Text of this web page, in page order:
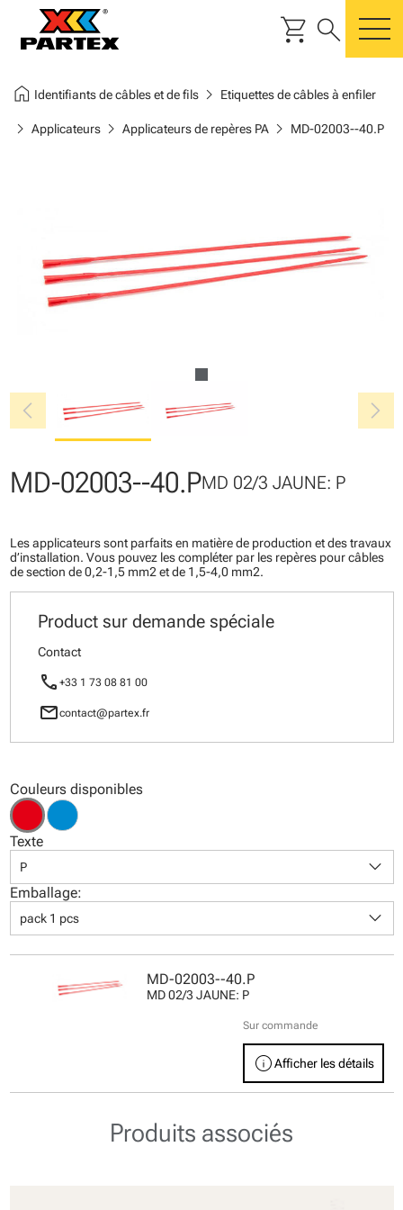
shopping_cart search
home Identifiants de câbles et de filschevron_right Etiquettes de câbles à enfiler
chevron_right Applicateurschevron_right Applicateurs de repères PAchevron_right MD-02003--40.P
chevron_left chevron_right
MD-02003--40.PMD 02/3 JAUNE: P
Les applicateurs sont parfaits en matière de production et des travaux
d’installation. Vous pouvez les compléter par les repères pour câbles
de section de 0,2-1,5 mm2 et de 1,5-4,0 mm2.
Product sur demande spéciale
Contact
call +33 1 73 08 81 00
mailcontact@partex.fr
Couleurs disponibles
Texte
P keyboard_arrow_down
Emballage:
pack 1 pcs keyboard_arrow_down
MD-02003--40.P
MD 02/3 JAUNE: P
Sur commande
infoAfficher les détails
Produits associés